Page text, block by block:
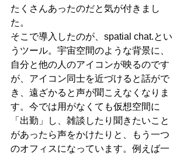
たくさんあったのだと気が付きまし
た。
そこで導入したのが、spatial chat.とい
うツール。宇宙空間のような背景に、
自分と他の人のアイコンが映るのです
が、アイコン同士を近づけると話がで
き、遠ざかると声が聞こえなくなりま
す。今では用がなくても仮想空間に
「出勤」し、雑談したり聞きたいこと
があったら声をかけたりと、もう一つ
のオフィスになっています。例えば一